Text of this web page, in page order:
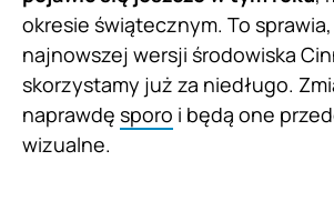
okresie świątecznym. To
najnowszej wersji środowiska
skorzystamy już za niedługo.
naprawdę sporo i będą one
wizualne.